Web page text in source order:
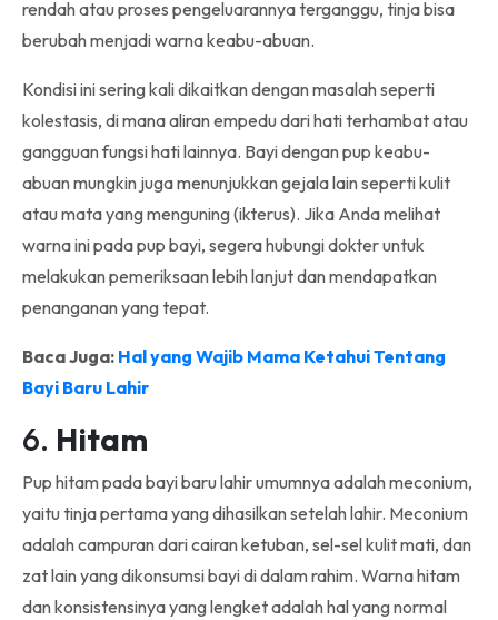
rendah atau proses pengeluarannya terganggu, tinja bisa
berubah menjadi warna keabu-abuan.
Kondisi ini sering kali dikaitkan dengan masalah seperti
kolestasis, di mana aliran empedu dari hati terhambat atau
gangguan fungsi hati lainnya. Bayi dengan pup keabu-
abuan mungkin juga menunjukkan gejala lain seperti kulit
atau mata yang menguning (ikterus). Jika Anda melihat
warna ini pada pup bayi, segera hubungi dokter untuk
melakukan pemeriksaan lebih lanjut dan mendapatkan
penanganan yang tepat.
Baca Juga: Hal yang Wajib Mama Ketahui Tentang
Bayi Baru Lahir
6. Hitam
Pup hitam pada bayi baru lahir umumnya adalah meconium,
yaitu tinja pertama yang dihasilkan setelah lahir. Meconium
adalah campuran dari cairan ketuban, sel-sel kulit mati, dan
zat lain yang dikonsumsi bayi di dalam rahim. Warna hitam
dan konsistensinya yang lengket adalah hal yang normal